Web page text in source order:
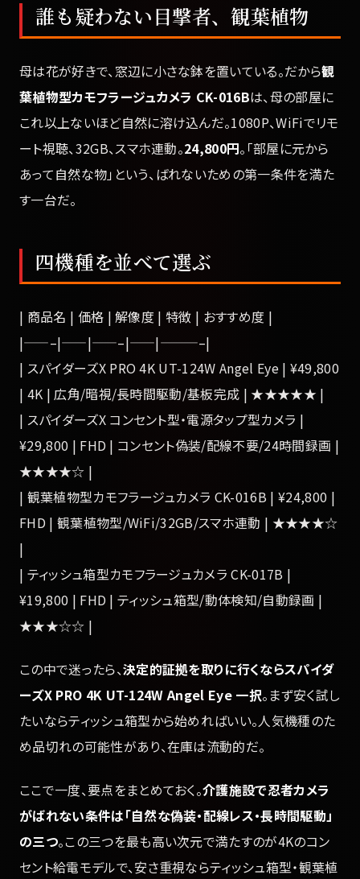
誰も疑わない目撃者、観葉植物
母は花が好きで、窓辺に小さな鉢を置いている。だから観
葉植物型カモフラージュカメラ CK-016Bは、母の部屋に
これ以上ないほど自然に溶け込んだ。1080P、WiFiでリモ
ート視聴、32GB、スマホ連動。24,800円。「部屋に元から
あって自然な物」という、ばれないための第一条件を満た
す一台だ。
四機種を並べて選ぶ
| 商品名 | 価格 | 解像度 | 特徴 | おすすめ度 |
|——–|——|——–|——|———–|
| スパイダーズX PRO 4K UT-124W Angel Eye | ¥49,800
| 4K | 広角/暗視/長時間駆動/基板完成 | ★★★★★ |
| スパイダーズX コンセント型・電源タップ型カメラ |
¥29,800 | FHD | コンセント偽装/配線不要/24時間録画 |
★★★★☆ |
| 観葉植物型カモフラージュカメラ CK-016B | ¥24,800 |
FHD | 観葉植物型/WiFi/32GB/スマホ連動 | ★★★★☆
|
| ティッシュ箱型カモフラージュカメラ CK-017B |
¥19,800 | FHD | ティッシュ箱型/動体検知/自動録画 |
★★★☆☆ |
この中で迷ったら、決定的証拠を取りに行くならスパイダ
ーズX PRO 4K UT-124W Angel Eye 一択。まず安く試し
たいならティッシュ箱型から始めればいい。人気機種のた
め品切れの可能性があり、在庫は流動的だ。
ここで一度、要点をまとめておく。介護施設で忍者カメラ
がばれない条件は「自然な偽装・配線レス・長時間駆動」
の三つ。この三つを最も高い次元で満たすのが4Kのコン
セント給電モデルで、安さ重視ならティッシュ箱型・観葉植